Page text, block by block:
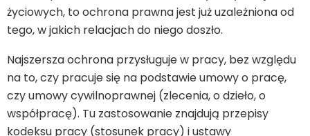
życiowych, to ochrona prawna jest już uzależniona od
tego, w jakich relacjach do niego doszło.
Najszersza ochrona przysługuje w pracy, bez względu
na to, czy pracuje się na podstawie umowy o pracę,
czy umowy cywilnoprawnej (zlecenia, o dzieło, o
współpracę). Tu zastosowanie znajdują przepisy
kodeksu pracy (stosunek pracy) i ustawy